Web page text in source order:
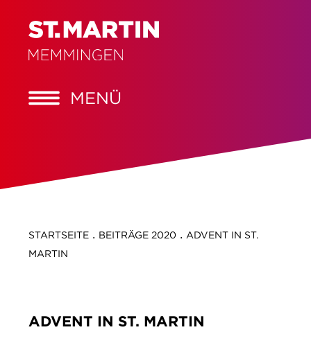
MENÜ
IMPRESSUM
STARTSEITE. BEITRÄGE 2020. ADVENT IN ST.
MARTIN
ADVENT IN ST. MARTIN